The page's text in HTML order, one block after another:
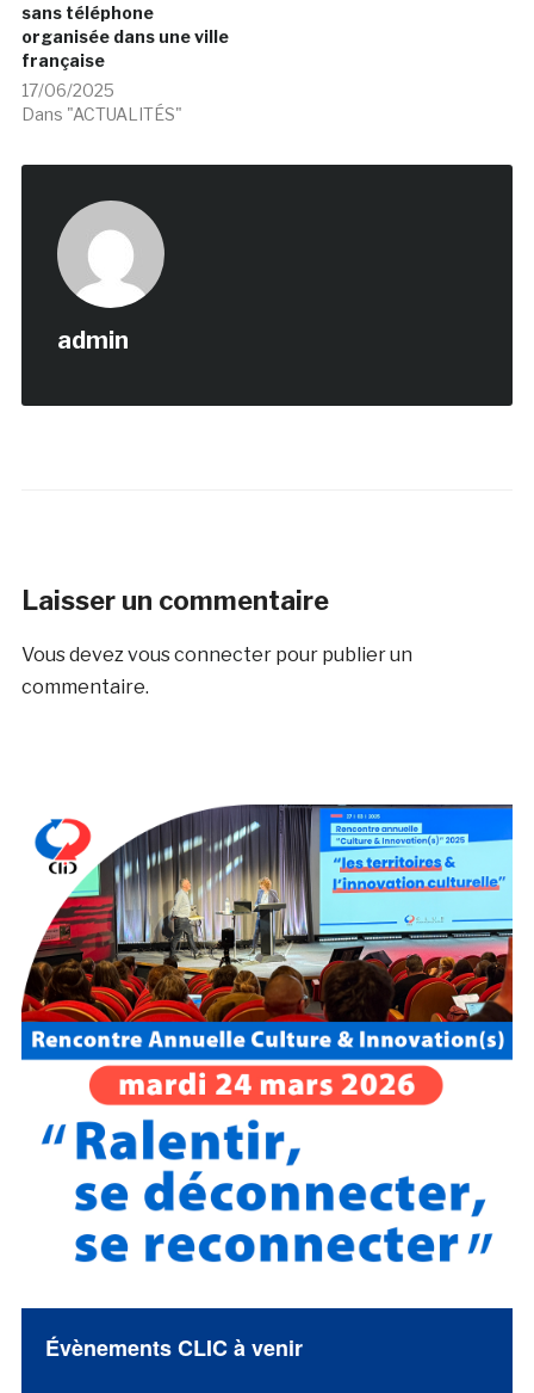
sans téléphone
organisée dans une ville
française
17/06/2025
Dans "ACTUALITÉS"
admin
Laisser un commentaire
Vous devez vous connecterpour publier un
commentaire.
Évènements CLIC à venir